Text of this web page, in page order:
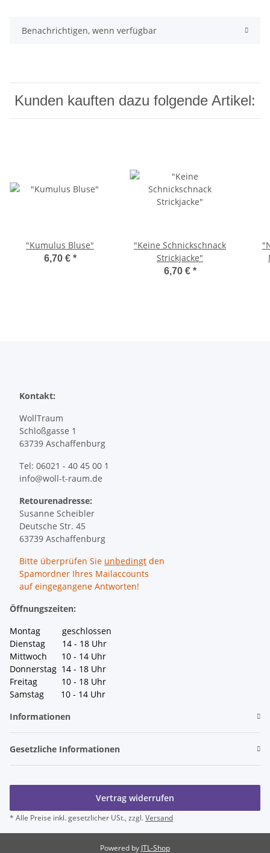
Benachrichtigen, wenn verfügbar
Kunden kauften dazu folgende Artikel:
"Kumulus Bluse"
6,70 € *
"Keine Schnickschnack
Strickjacke"
6,70 € *
Kontakt:
WollTraum
Schloßgasse 1
63739 Aschaffenburg
Tel: 06021 - 40 45 00 1
info@woll-t-raum.de
Retourenadresse:
Susanne Scheibler
Deutsche Str. 45
63739 Aschaffenburg
Bitte überprüfen Sie unbedingt den
Spamordner Ihres Mailaccounts
auf eingegangene Antworten!
Öffnungszeiten:
Montag geschlossen
Dienstag 14 - 18 Uhr
Mittwoch 10 - 14 Uhr
Donnerstag 14 - 18 Uhr
Freitag 10 - 18 Uhr
Samstag 10 - 14 Uhr
Informationen
Gesetzliche Informationen
Vertrag widerrufen
* Alle Preise inkl. gesetzlicher USt., zzgl.Versand
Powered by JTL-Shop